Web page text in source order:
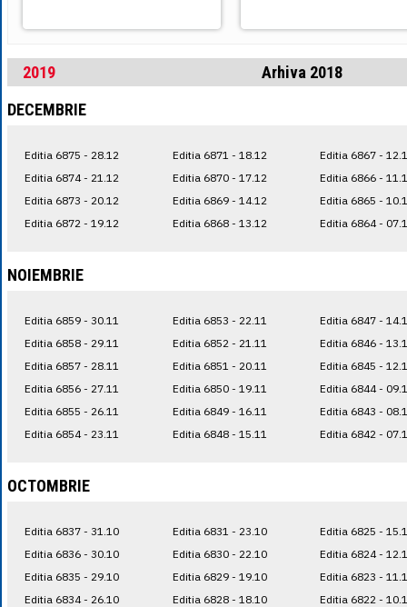
2019
Arhiva 2018
DECEMBRIE
Editia 6875 - 28.12
Editia 6874 - 21.12
Editia 6873 - 20.12
Editia 6872 - 19.12
Editia 6871 - 18.12
Editia 6870 - 17.12
Editia 6869 - 14.12
Editia 6868 - 13.12
Editia 6867 -
Editia 6866 -
Editia 6865 -
Editia 6864 -
NOIEMBRIE
Editia 6859 - 30.11
Editia 6858 - 29.11
Editia 6857 - 28.11
Editia 6856 - 27.11
Editia 6855 - 26.11
Editia 6854 - 23.11
Editia 6853 - 22.11
Editia 6852 - 21.11
Editia 6851 - 20.11
Editia 6850 - 19.11
Editia 6849 - 16.11
Editia 6848 - 15.11
Editia 6847 -
Editia 6846 -
Editia 6845 -
Editia 6844 -
Editia 6843 -
Editia 6842 -
OCTOMBRIE
Editia 6837 - 31.10
Editia 6836 - 30.10
Editia 6835 - 29.10
Editia 6834 - 26.10
Editia 6831 - 23.10
Editia 6830 - 22.10
Editia 6829 - 19.10
Editia 6828 - 18.10
Editia 6825 -
Editia 6824 -
Editia 6823 -
Editia 6822 -